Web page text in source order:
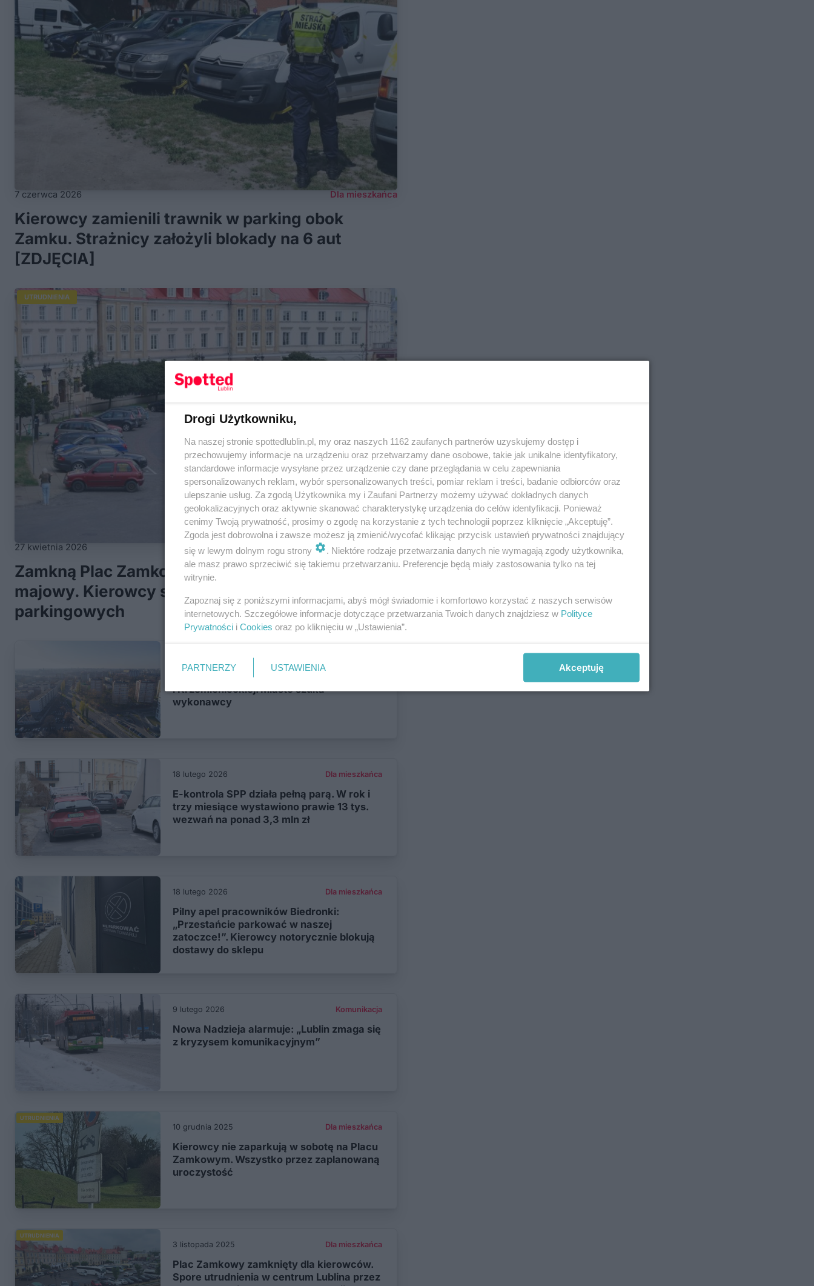
7 czerwca 2026 Dla mieszkańca
Kierowcy zamienili trawnik w parking obok
Zamku. Strażnicy założyli blokady na 6 aut
[ZDJĘCIA]
UTRUDNIENIA
27 kwietnia 2026 Dla mieszkańca
Zamkną Plac Zamkowy na długi weekend
majowy. Kierowcy stracą dziesiątki miejsc
parkingowych
Nowe miejsca parkingowe przy Lwowskiej
i Krzemienieckiej. Miasto szuka
wykonawcy
18 lutego 2026 Dla mieszkańca
E-kontrola SPP działa pełną parą. W rok i
trzy miesiące wystawiono prawie 13 tys.
wezwań na ponad 3,3 mln zł
18 lutego 2026 Dla mieszkańca
Pilny apel pracowników Biedronki:
„Przestańcie parkować w naszej
zatoczce!”. Kierowcy notorycznie blokują
dostawy do sklepu
9 lutego 2026 Komunikacja
Nowa Nadzieja alarmuje: „Lublin zmaga się
z kryzysem komunikacyjnym”
UTRUDNIENIA
10 grudnia 2025 Dla mieszkańca
Kierowcy nie zaparkują w sobotę na Placu
Zamkowym. Wszystko przez zaplanowaną
uroczystość
UTRUDNIENIA
3 listopada 2025 Dla mieszkańca
Plac Zamkowy zamknięty dla kierowców.
Spore utrudnienia w centrum Lublina przez
Drogi Użytkowniku,
Na naszej stronie spottedlublin.pl, my oraz naszych 1162 zaufanych partnerów uzyskujemy dostęp i
przechowujemy informacje na urządzeniu oraz przetwarzamy dane osobowe, takie jak unikalne identyfikatory,
standardowe informacje wysyłane przez urządzenie czy dane przeglądania w celu zapewniania
spersonalizowanych reklam, wybór spersonalizowanych treści, pomiar reklam i treści, badanie odbiorców oraz
ulepszanie usług. Za zgodą Użytkownika my i Zaufani Partnerzy możemy używać dokładnych danych
geolokalizacyjnych oraz aktywnie skanować charakterystykę urządzenia do celów identyfikacji. Ponieważ
cenimy Twoją prywatność, prosimy o zgodę na korzystanie z tych technologii poprzez kliknięcie „Akceptuję”.
Zgoda jest dobrowolna i zawsze możesz ją zmienić/wycofać klikając przycisk ustawień prywatności znajdujący
się w lewym dolnym rogu strony
. Niektóre rodzaje przetwarzania danych nie wymagają zgody użytkownika,
ale masz prawo sprzeciwić się takiemu przetwarzaniu. Preferencje będą miały zastosowania tylko na tej
witrynie.
Zapoznaj się z poniższymi informacjami, abyś mógł świadomie i komfortowo korzystać z naszych serwisów
internetowych. Szczegółowe informacje dotyczące przetwarzania Twoich danych znajdziesz w Polityce
Prywatności i Cookies oraz po kliknięciu w „Ustawienia”.
PARTNERZY USTAWIENIA Akceptuję